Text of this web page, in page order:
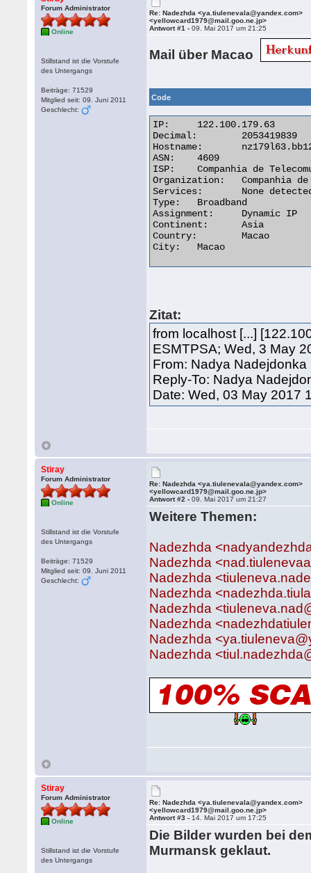
Forum Administrator
Online
Stillstand ist die Vorstufe
des Untergangs
Beiträge: 71529
Mitglied seit: 09. Juni 2011
Geschlecht:
Re: Nadezhda <ya.tiulenevala@yandex.com>
<yellowcard1979@mail.goo.ne.jp>
Antwort #1 -09. Mai 2017 um 21:25
Mail über Macao
Code
IP:	122.100.179.63
Decimal:	2053419839
Hostname:	nz179l63.bb122100.ctm.net
ASN:	4609
ISP:	Companhia de Telecomunicacoes de Macau SARL
Organization:	Companhia de Telecomunicacoes de Macau SARL
Services:	None detected
Type:	Broadband
Assignment:	Dynamic IP
Continent:	Asia
Country:	Macao
City:	Macao
Zitat:
from localhost [...]
ESMTPSA; Wed, 3 May
From: Nadya
Reply-To: Nadya
Date: Wed, 03 May 2017
Stiray
Forum Administrator
Online
Stillstand ist die Vorstufe
des Untergangs
Beiträge: 71529
Mitglied seit: 09. Juni 2011
Geschlecht:
Re: Nadezhda <ya.tiulenevala@yandex.com>
<yellowcard1979@mail.goo.ne.jp>
Antwort #2 -09. Mai 2017 um 21:27
Weitere Themen:
Nadezhda
Nadezhda
Nadezhda
Nadezhda
Nadezhda
Nadezhda
Nadezhda
Nadezhda
Stiray
Forum Administrator
Online
Stillstand ist die Vorstufe
des Untergangs
Re: Nadezhda <ya.tiulenevala@yandex.com>
<yellowcard1979@mail.goo.ne.jp>
Antwort #3 - 14. Mai 2017 um 17:25
Die Bilder wurden bei
Murmansk geklaut.